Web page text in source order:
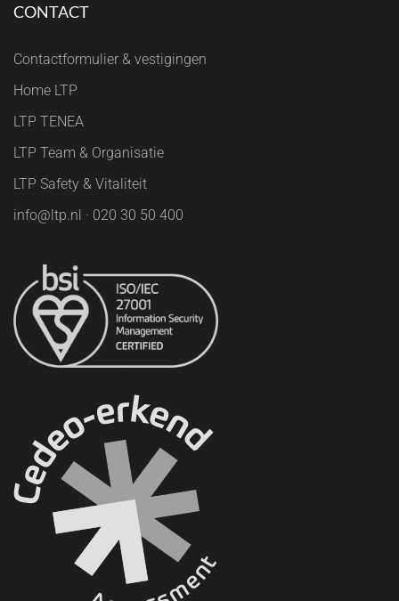
CONTACT
Contactformulier & vestigingen
Home LTP
LTP TENEA
LTP Team & Organisatie
LTP Safety & Vitaliteit
info@ltp.nl · 020 30 50 400